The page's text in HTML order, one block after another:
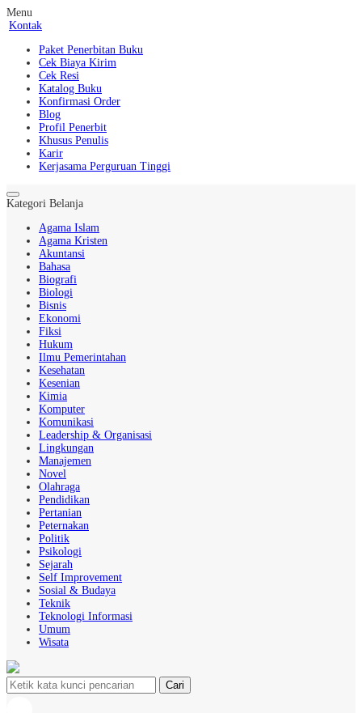
Menu
Kontak
Paket Penerbitan Buku
Cek Biaya Kirim
Cek Resi
Katalog Buku
Konfirmasi Order
Blog
Profil Penerbit
Khusus Penulis
Karir
Kerjasama Perguruan Tinggi
Kategori Belanja
Agama Islam
Agama Kristen
Akuntansi
Bahasa
Biografi
Biologi
Bisnis
Ekonomi
Fiksi
Hukum
Ilmu Pemerintahan
Kesehatan
Kesenian
Kimia
Komputer
Komunikasi
Leadership & Organisasi
Lingkungan
Manajemen
Novel
Olahraga
Pendidikan
Pertanian
Peternakan
Politik
Psikologi
Sejarah
Self Improvement
Sosial & Budaya
Teknik
Teknologi Informasi
Umum
Wisata
Cari